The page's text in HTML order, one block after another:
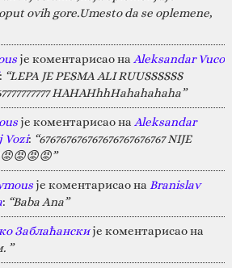
ovih gore.Umesto da se oplemene,
је коментарисао на Aleksandar Vuco
“LEPA JE PESMA ALI RUUSSSSSS
HAHAHhhHahahahaha”
је коментарисао на Aleksandar
Vozi: “676767676767676767676767 NIJE
је коментарисао на Branislav
: “Baba Ana”
Заблаћанскије коментарисао на
”